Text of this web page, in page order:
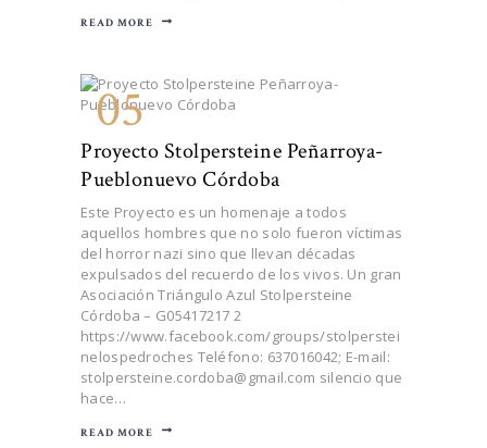
READ MORE
05
Proyecto Stolpersteine Peñarroya-
Pueblonuevo Córdoba
Este Proyecto es un homenaje a todos
aquellos hombres que no solo fueron víctimas
del horror nazi sino que llevan décadas
expulsados del recuerdo de los vivos. Un gran
Asociación Triángulo Azul Stolpersteine
Córdoba – G05417217 2
https://www.facebook.com/groups/stolperstei
nelospedroches Teléfono: 637016042; E-mail:
stolpersteine.cordoba@gmail.com silencio que
hace…
READ MORE